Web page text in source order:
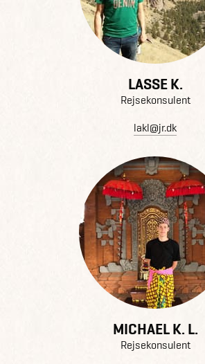
LASSE K.
Rejsekonsulent
lakl@jr.dk
MICHAEL K. L.
Rejsekonsulent